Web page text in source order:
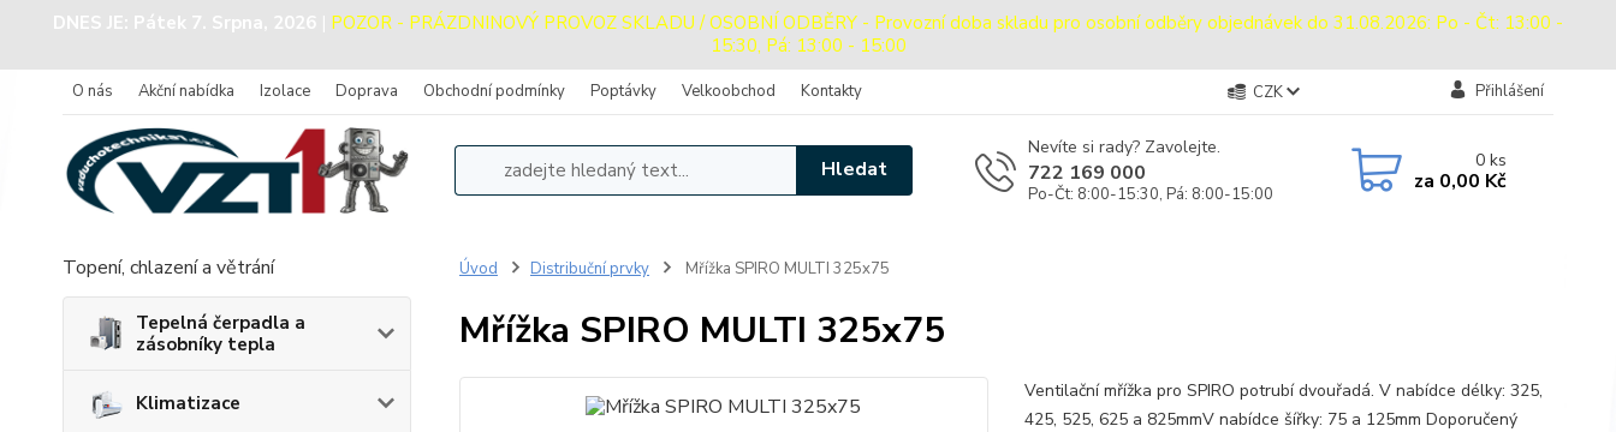
DNES JE: Pátek 7. Srpna, 2026 | POZOR - PRÁZDNINOVÝ PROVOZ SKLADU / OSOBNÍ ODBĚRY - Provozní doba skladu pro osobní odběry objednávek do 31.08.2026: Po - Čt: 13:00 -
15:30, Pá: 13:00 - 15:00
O nás Akční nabídka Izolace Doprava Obchodní podmínky Poptávky Velkoobchod Kontakty CZK Přihlášení
Hledat
Nevíte si rady? Zavolejte.
722 169 000
Po-Čt: 8:00-15:30, Pá: 8:00-15:00
0ks
za 0,00 Kč
Topení, chlazení a větrání
Tepelná čerpadla a
zásobníky tepla
Klimatizace
Úvod Distribuční prvky Mřížka SPIRO MULTI 325x75
Mřížka SPIRO MULTI 325x75
Ventilační mřížka pro SPIRO potrubí dvouřadá. V nabídce délky: 325,
425, 525, 625 a 825mmV nabídce šířky: 75 a 125mm Doporučený